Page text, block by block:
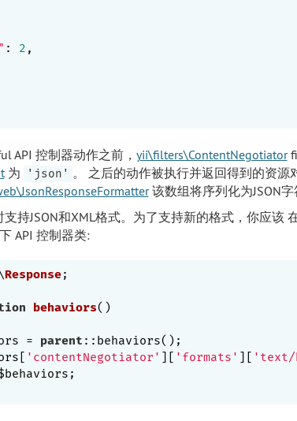
: 2 ,
API 控制器动作之前， yii\filters\ContentNegotiator
为 'json' 。 之后的动作被执行并返回得到的资源
该数组将序列化为JSON字
支持JSON和XML格式。为了支持新的格式，你应该
API 控制器类:
Response;
behaviors()
=
parent ::behaviors();
'contentNegotiator' ][ 'formats' ][ 'text/